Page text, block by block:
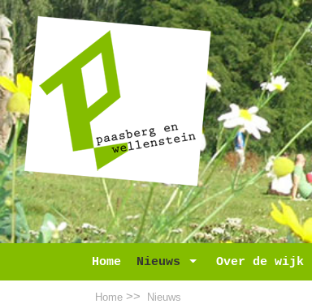
Home Nieuws Toggle Dropdown
Over de wijk
Home >> Nieuws